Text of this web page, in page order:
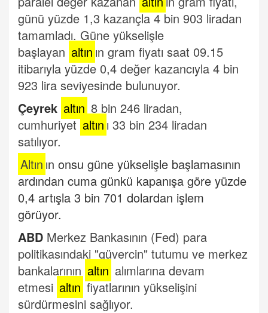
günü yüzde 1,3 kazançla 4 bin 903 liradan
tamamladı. Güne yükselişle
başlayan altın ın gram fiyatı saat 09.15
itibarıyla yüzde 0,4 değer kazancıyla 4 bin
923 lira seviyesinde bulunuyor.
Çeyrek altın 8 bin 246 liradan,
cumhuriyetaltın ı 33 bin 234 liradan
satılıyor.
Altın ın onsu güne yükselişle başlamasının
ardından cuma günkü kapanışa göre yüzde
0,4 artışla 3 bin 701 dolardan işlem
görüyor.
ABD Merkez Bankasının (Fed) para
politikasındaki "güvercin" tutumu ve merkez
bankalarının altın alımlarına devam
etmesi altın fiyatlarının yükselişini
sürdürmesini sağlıyor.